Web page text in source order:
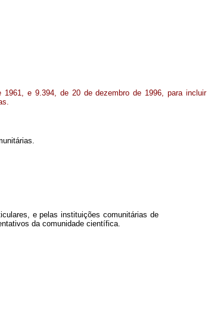
e 9.394, de 20 de dezembro de 1996, para incluir
e pelas instituições comunitárias de
da comunidade científica.